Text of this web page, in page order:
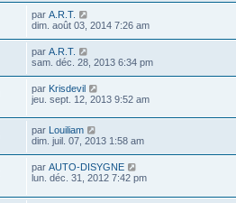
par A.R.T.
dim. août 03, 2014 7:26 am
par A.R.T.
sam. déc. 28, 2013 6:34 pm
par Krisdevil
jeu. sept. 12, 2013 9:52 am
par Louiliam
dim. juil. 07, 2013 1:58 am
par AUTO-DISYGNE
lun. déc. 31, 2012 7:42 pm